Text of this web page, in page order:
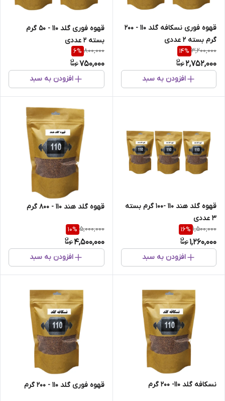
قهوه فوری نسکافه گلد 110 - 200
گرم بسته 2 عددی
3,200,000
14%
2,752,000
افزودن به سبد
قهوه فوری گلد 110 - 50 گرم
بسته 2 عددی
800,000
6%
750,000
افزودن به سبد
قهوه گلد هند 110 -100 گرم بسته
3 عددی
1,500,000
16%
1,260,000
افزودن به سبد
قهوه گلد هند 110 - 800 گرم
5,000,000
10%
4,500,000
افزودن به سبد
نسکافه گلد 110- 200 گرم قهوه فوری گلد 110 - 200 گرم